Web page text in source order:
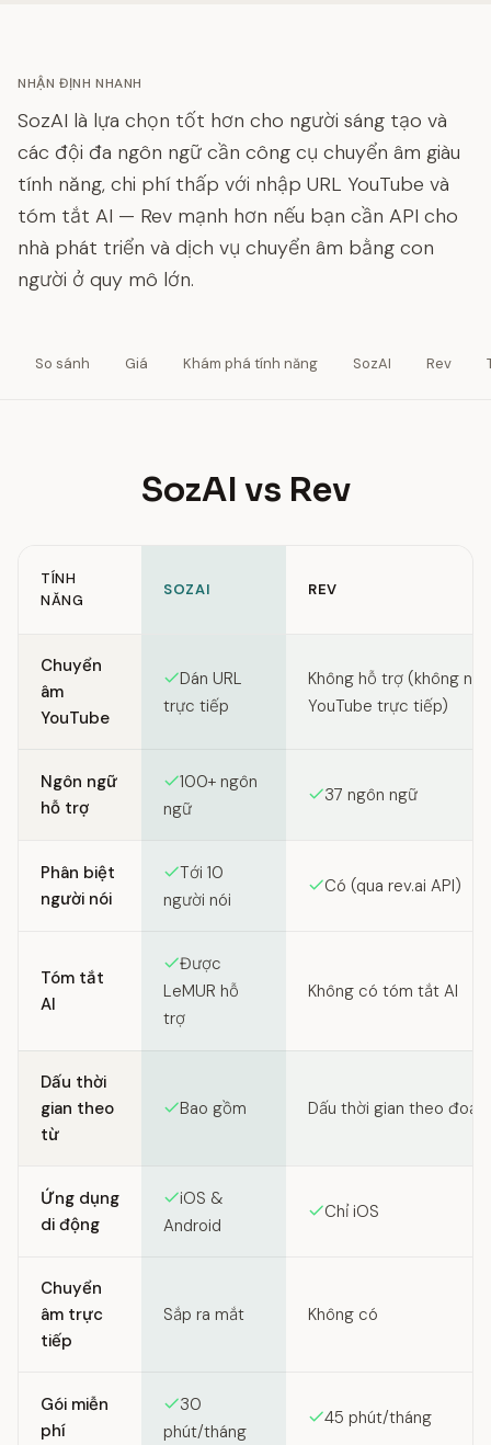
NHẬN ĐỊNH NHANH
SozAI là lựa chọn tốt hơn cho người sáng tạo và
các đội đa ngôn ngữ cần công cụ chuyển âm giàu
tính năng, chi phí thấp với nhập URL YouTube và
tóm tắt AI — Rev mạnh hơn nếu bạn cần API cho
nhà phát triển và dịch vụ chuyển âm bằng con
người ở quy mô lớn.
So sánh Giá Khám phá tính năng SozAI Rev
SozAI vs Rev
TÍNH
NĂNG
SOZAI REV
Chuyển
âm
YouTube
Dán URL
trực tiếp
Không hỗ trợ (không
YouTube trực tiếp)
Ngôn ngữ
hỗ trợ
100+ ngôn
ngữ
37 ngôn ngữ
Phân biệt
người nói
Tới 10
người nói
Có (qua rev.ai API)
Tóm tắt
AI
Được
LeMUR hỗ
trợ
Không có tóm tắt AI
Dấu thời
gian theo
từ
Bao gồm Dấu thời gian theo đoạn
Ứng dụng
di động
iOS &
Android
Chỉ iOS
Chuyển
âm trực
tiếp
Sắp ra mắt Không có
Gói miễn
phí
30
phút/tháng
45 phút/tháng